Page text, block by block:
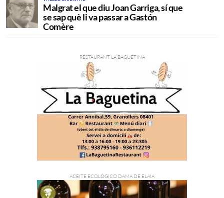
Malgrat el que diu Joan Garriga, sí que
se sap què li va passar a Gastón
Comère